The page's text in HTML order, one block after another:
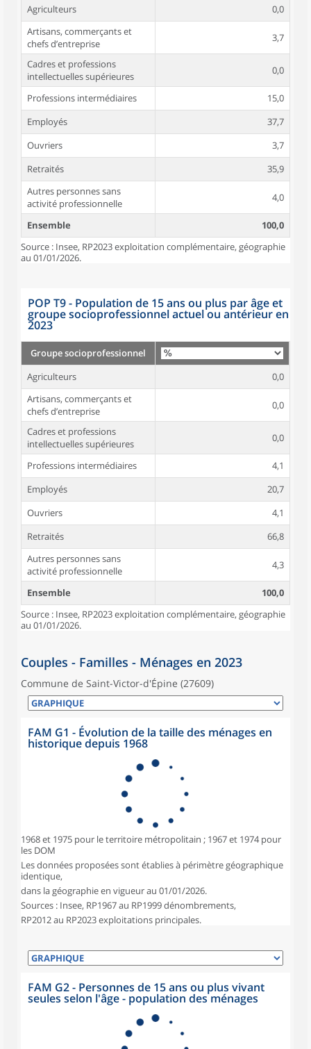
Agriculteurs
0,0
Artisans, commerçants et
chefs d’entreprise
3,7
Cadres et professions
intellectuelles supérieures
0,0
Professions intermédiaires
15,0
Employés
37,7
Ouvriers
3,7
Retraités
35,9
Autres personnes sans
activité professionnelle
4,0
Ensemble
100,0
Source : Insee, RP2023 exploitation complémentaire, géographie
au 01/01/2026.
POP T9 - Population de 15 ans ou plus par âge et
groupe socioprofessionnel actuel ou antérieur en
2023
Groupe socioprofessionnel
Agriculteurs
0,0
Artisans, commerçants et
chefs d’entreprise
0,0
Cadres et professions
intellectuelles supérieures
0,0
Professions intermédiaires
4,1
Employés
20,7
Ouvriers
4,1
Retraités
66,8
Autres personnes sans
activité professionnelle
4,3
Ensemble
100,0
Source : Insee, RP2023 exploitation complémentaire, géographie
au 01/01/2026.
Couples - Familles - Ménages en 2023
Commune de Saint-Victor-d'Épine (27609)
FAM G1 - Évolution de la taille des ménages en
historique depuis 1968
1968 et 1975 pour le territoire métropolitain ; 1967 et 1974 pour
les DOM
Les données proposées sont établies à périmètre géographique
identique,
dans la géographie en vigueur au 01/01/2026.
Sources : Insee, RP1967 au RP1999 dénombrements,
RP2012 au RP2023 exploitations principales.
FAM G2 - Personnes de 15 ans ou plus vivant
seules selon l'âge - population des ménages